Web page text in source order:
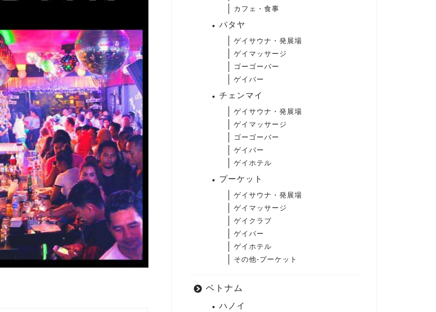
カフェ・食事
パタヤ
ゲイサウナ・発展場
ゲイマッサージ
ゴーゴーバー
ゲイバー
チェンマイ
ゲイサウナ・発展場
ゲイマッサージ
ゴーゴーバー
ゲイバー
ゲイホテル
プーケット
ゲイサウナ・発展場
ゲイマッサージ
ゲイクラブ
ゲイバー
ゲイホテル
その他-プーケット
ベトナム
ハノイ